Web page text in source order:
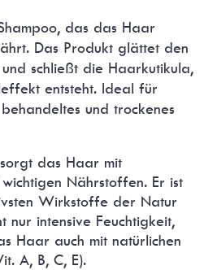
das das Haar
Das Produkt glättet den
schließt die Haarkutikula,
entsteht. Ideal für
und trockenes
das Haar mit
Nährstoffen. Er ist
Wirkstoffe der Natur
nur intensive Feuchtigkeit,
Haar auch mit natürlichen
A, B, C, E).